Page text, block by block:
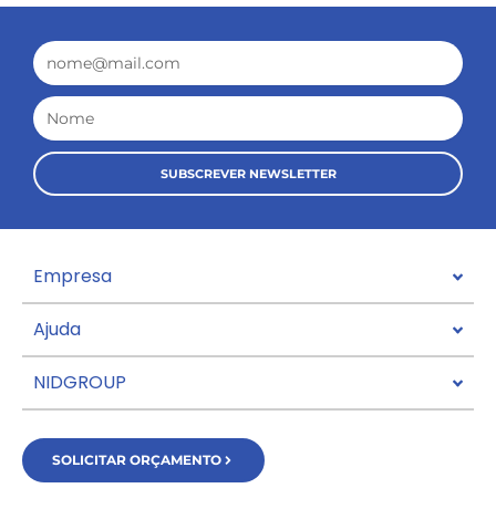
Email
Nome
SUBSCREVER NEWSLETTER
Empresa
Ajuda
NIDGROUP
SOLICITAR ORÇAMENTO